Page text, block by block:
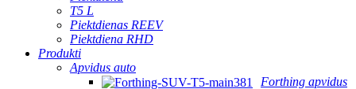
T5 L
Piektdienas REEV
Piektdiena RHD
Produkti
Apvidus auto
Forthing apvidus